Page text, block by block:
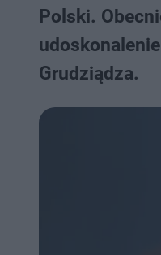
Polski.
Grudziądza.